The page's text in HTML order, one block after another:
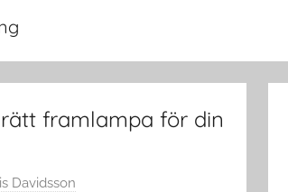
framlampa för din
Davidsson